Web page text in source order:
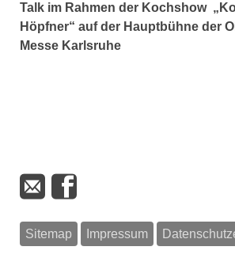
Talk im Rahmen der Kochshow
Höpfner“ auf der Hauptbühne der
Messe Karlsruhe
Sitemap Impressum